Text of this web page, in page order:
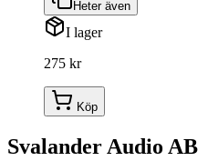
Heter även
I lager
275 kr
Köp
Svalander Audio AB